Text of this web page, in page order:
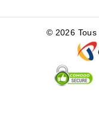
© 2026 Tous